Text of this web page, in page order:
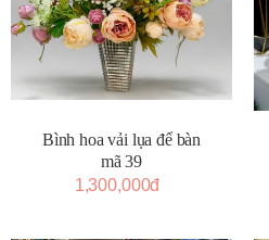
Bình hoa vải lụa để bàn
mã 39
1,300,000đ